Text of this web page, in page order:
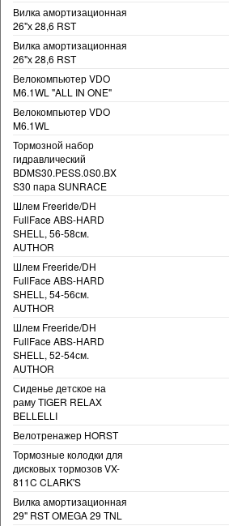
Вилка амортизационная
26"х 28,6 RST
Вилка амортизационная
26"х 28,6 RST
Велокомпьютер VDO
M6.1WL "ALL IN ONE"
Велокомпьютер VDO
M6.1WL
Тормозной набор
гидравлический
BDMS30.PESS.0S0.BX
S30 пара SUNRACE
Шлем Freeride/DH
FullFace ABS-HARD
SHELL, 56-58см.
AUTHOR
Шлем Freeride/DH
FullFace ABS-HARD
SHELL, 54-56см.
AUTHOR
Шлем Freeride/DH
FullFace ABS-HARD
SHELL, 52-54см.
AUTHOR
Сиденье детское на
раму TIGER RELAX
BELLELLI
Велотренажер HORST
Тормозные колодки для
дисковых тормозов VX-
811C CLARK'S
Вилка амортизационная
29" RST OMEGA 29 TNL